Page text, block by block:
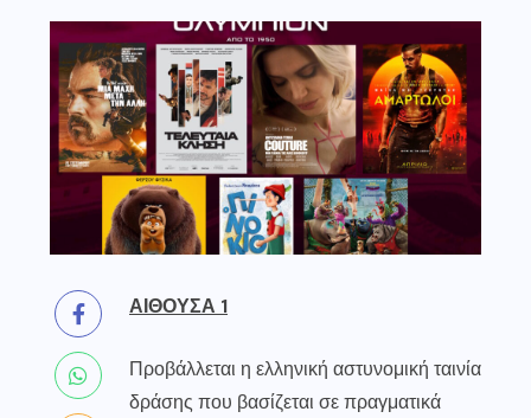
ΑΙΘΟΥΣΑ 1
Προβάλλεται η ελληνική αστυνομική ταινία
δράσης που βασίζεται σε πραγματικά